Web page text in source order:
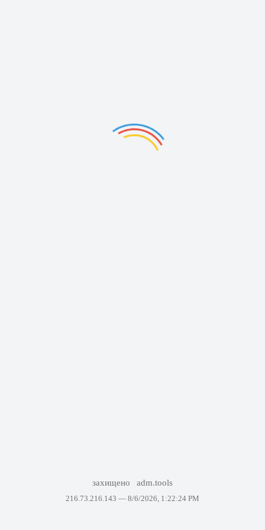
захищено adm.tools
216.73.216.143 — 8/6/2026, 1:22:24 PM